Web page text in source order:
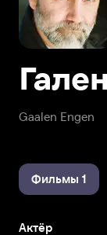
Gaalen Engen
Фильмы 1
Актёр